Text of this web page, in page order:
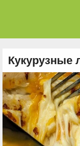
Кукурузные